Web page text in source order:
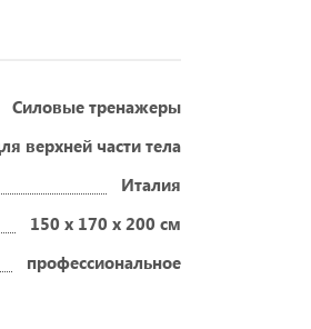
Силовые тренажеры
верхней части тела
Италия
150 х 170 х 200 см
профессиональное